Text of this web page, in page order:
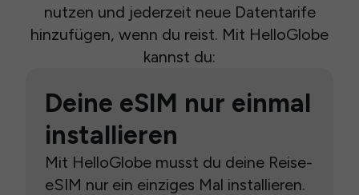
nutzen und jederzeit neue Datentarife
hinzufügen, wenn du reist. Mit HelloGlobe
kannst du:
Deine eSIM nur einmal
installieren
Mit HelloGlobe musst du deine Reise-
eSIM nur ein einziges Mal installieren.